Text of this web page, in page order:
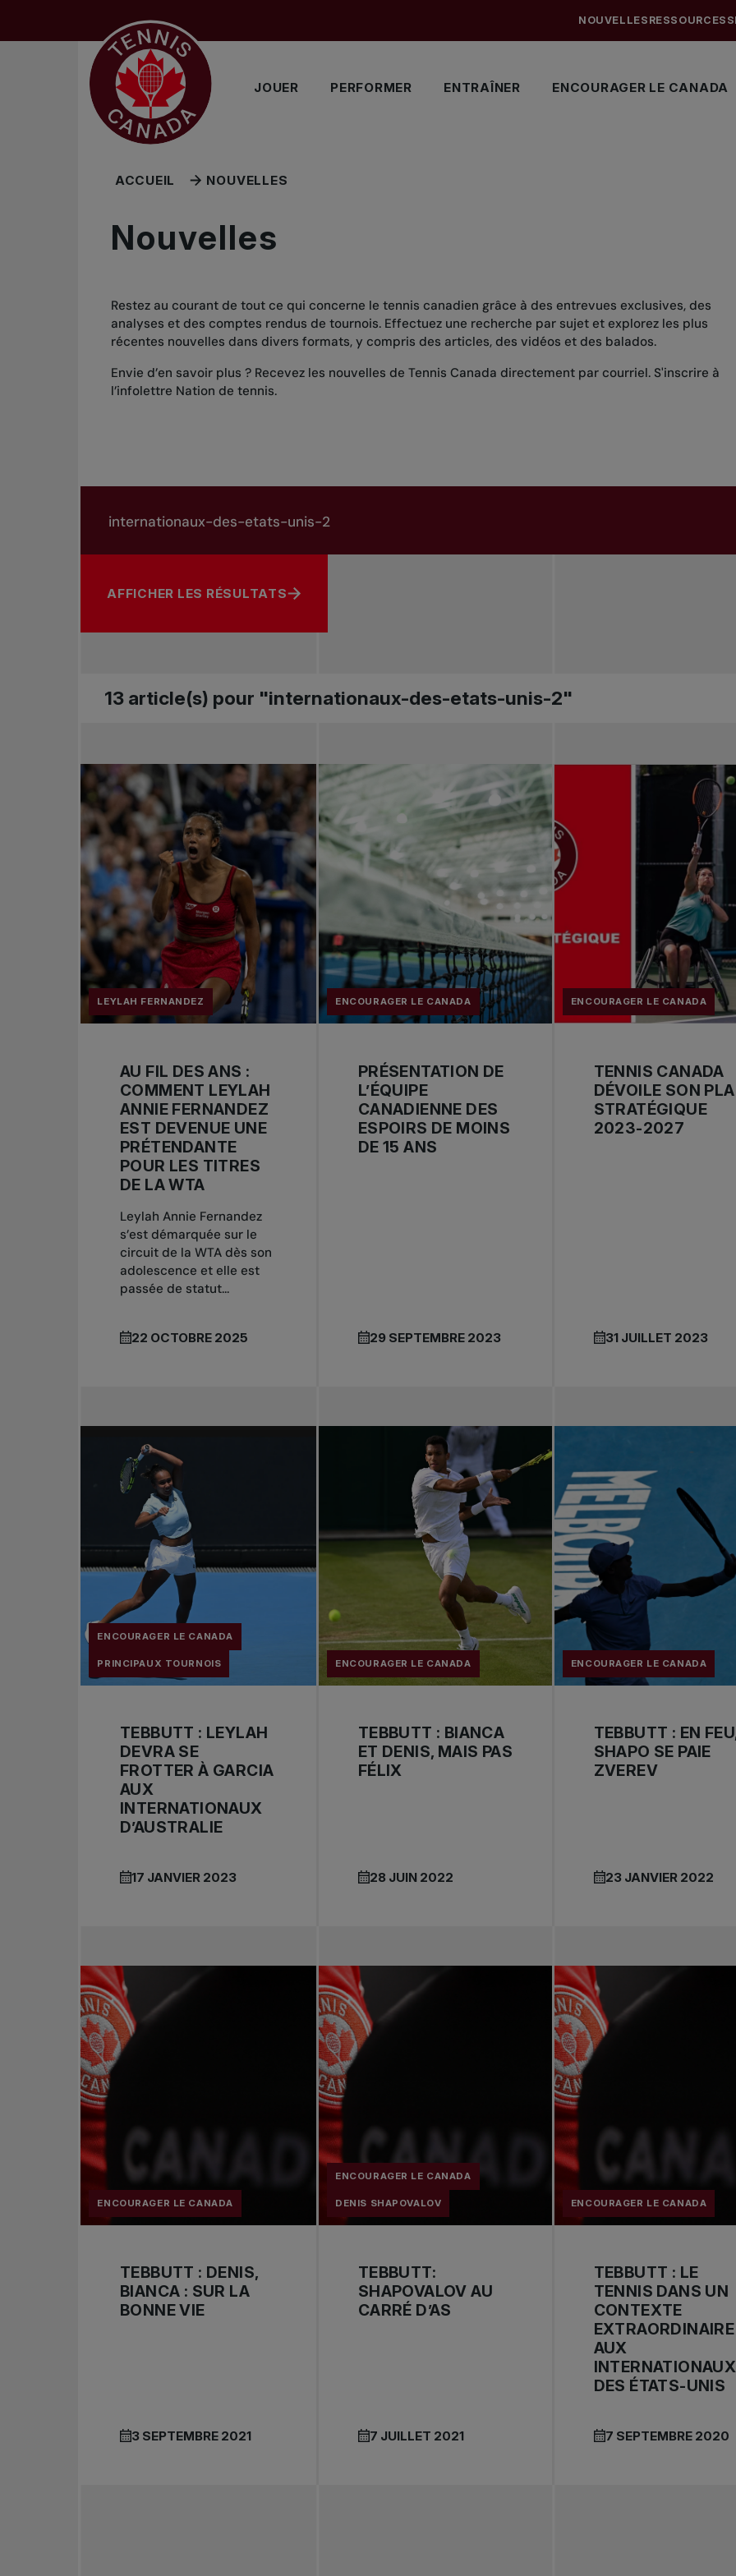
JOUER PERFORMER ENTRAÎNER ENCOURAGER LE CANADA
NOUVELLES RESSOURCES
ACCUEIL NOUVELLES
Nouvelles
Restez au courant de tout ce qui concerne le tennis canadien grâce à des entrevues exclusives, des
analyses et des comptes rendus de tournois. Effectuez une recherche par sujet et explorez les plus
récentes nouvelles dans divers formats, y compris des articles, des vidéos et des balados.
Envie d’en savoir plus ? Recevez les nouvelles de Tennis Canada directement par courriel. S'inscrire à
l’infolettre Nation de tennis.
Rechercher par sujet, joueur ou autre
AFFICHER LES RÉSULTATS
13 article(s) pour "internationaux-des-etats-unis-2"
LEYLAH FERNANDEZ
AU FIL DES ANS :
COMMENT LEYLAH
ANNIE FERNANDEZ
EST DEVENUE UNE
PRÉTENDANTE
POUR LES TITRES
DE LA WTA
Leylah Annie Fernandez
s’est démarquée sur le
circuit de la WTA dès son
adolescence et elle est
passée de statut...
22 OCTOBRE 2025
ENCOURAGER LE CANADA
PRÉSENTATION DE
L’ÉQUIPE
CANADIENNE DES
ESPOIRS DE MOINS
DE 15 ANS
29 SEPTEMBRE 2023
ENCOURAGER LE CANADA
TENNIS CANADA
DÉVOILE SON
STRATÉGIQUE
2023-2027
31 JUILLET 2023
ENCOURAGER LE CANADA
PRINCIPAUX TOURNOIS
TEBBUTT : LEYLAH
DEVRA SE
FROTTER À GARCIA
AUX
INTERNATIONAUX
D’AUSTRALIE
17 JANVIER 2023
ENCOURAGER LE CANADA
TEBBUTT : BIANCA
ET DENIS, MAIS PAS
FÉLIX
28 JUIN 2022
ENCOURAGER LE CANADA
TEBBUTT : EN
SHAPO SE PAIE
ZVEREV
23 JANVIER 2022
ENCOURAGER LE CANADA
TEBBUTT : DENIS,
BIANCA : SUR LA
BONNE VIE
3 SEPTEMBRE 2021
ENCOURAGER LE CANADA
DENIS SHAPOVALOV
TEBBUTT:
SHAPOVALOV AU
CARRÉ D’AS
7 JUILLET 2021
ENCOURAGER LE CANADA
TEBBUTT : LE
TENNIS DANS UN
CONTEXTE
EXTRAORDINAIRE
AUX
INTERNATIONAUX
DES ÉTATS-UNIS
7 SEPTEMBRE 2020